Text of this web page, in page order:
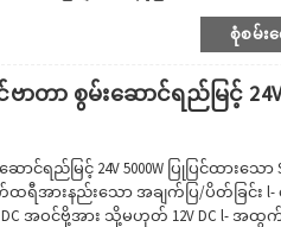
၊ ဘက်ထရီကို ကာကွယ်ပေးသည်၊ နှင့် ပါဝ
စုံစမ်းရ
တာ စွမ်းဆောင်ရည်မြင့် 24V
င်ရည်မြင့် 24V 5000W ပြုပြင်ထားသေ
းနည်းသော အချက်ပြ/ပိတ်ခြင်း l- ပေ
အဝင်ဗို့အား သို့မဟုတ် 12V DC l- အထွက်ဗို့